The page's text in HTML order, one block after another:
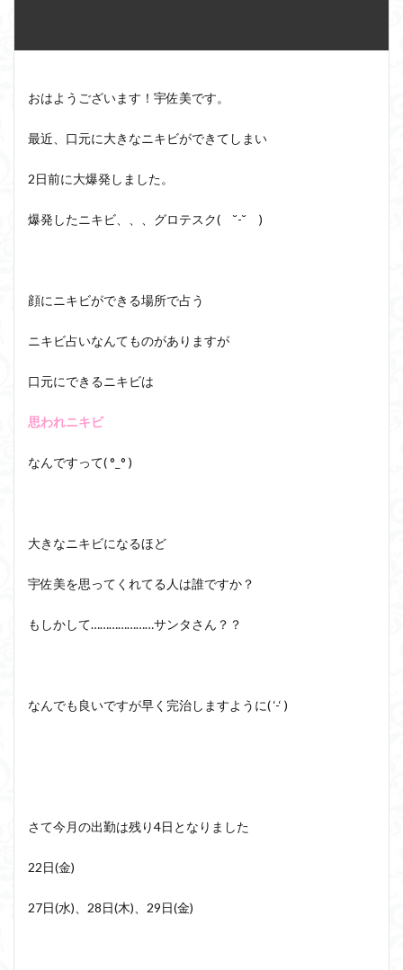
おはようございます！宇佐美です。
最近、口元に大きなニキビができてしまい
2日前に大爆発しました。
爆発したニキビ、、、グロテスク( ˘-˘ )
顔にニキビができる場所で占う
ニキビ占いなんてものがありますが
口元にできるニキビは
思われニキビ
なんですって( °_° )
大きなニキビになるほど
宇佐美を思ってくれてる人は誰ですか？
もしかして…………………サンタさん？？
なんでも良いですが早く完治しますように( ‘-‘ )
さて今月の出勤は残り4日となりました
22日(金)
27日(水)、28日(木)、29日(金)